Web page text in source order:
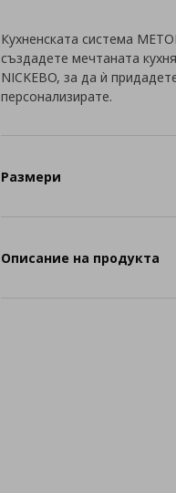
Кухненската система
създадете мечтаната
NICKEBO, за да ѝ
персонализирате.
Размери
Описание на продукта